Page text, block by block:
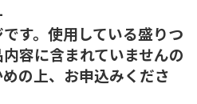
す。使用している盛りつ
容に含まれていませんの
の上、お申込みくださ